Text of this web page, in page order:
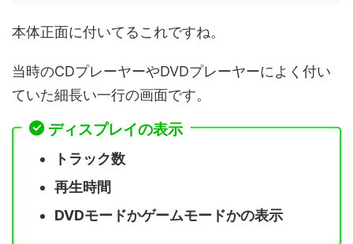
本体正面に付いてるこれですね。
当時のCDプレーヤーやDVDプレーヤーによく付い
ていた細長い一行の画面です。
ディスプレイの表示
トラック数
再生時間
DVDモードかゲームモードかの表示